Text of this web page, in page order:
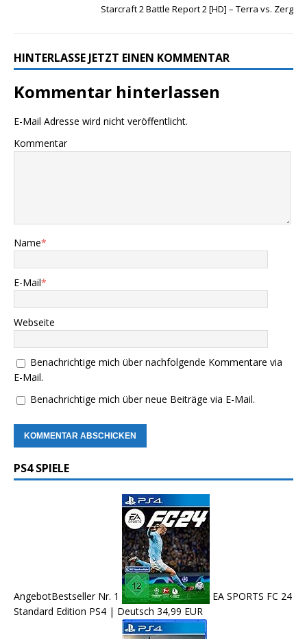
Starcraft 2 Battle Report 2 [HD] – Terra vs. Zerg
HINTERLASSE JETZT EINEN KOMMENTAR
Kommentar hinterlassen
E-Mail Adresse wird nicht veröffentlicht.
Kommentar
Name*
E-Mail*
Webseite
Benachrichtige mich über nachfolgende Kommentare via
E-Mail.
Benachrichtige mich über neue Beiträge via E-Mail.
PS4 SPIELE
AngebotBestseller Nr. 1
EA SPORTS FC 24
Standard Edition PS4 | Deutsch 34,99 EUR